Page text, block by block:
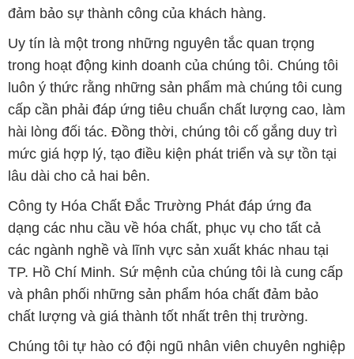
đảm bảo sự thành công của khách hàng.
Uy tín là một trong những nguyên tắc quan trọng
trong hoạt động kinh doanh của chúng tôi. Chúng tôi
luôn ý thức rằng những sản phẩm mà chúng tôi cung
cấp cần phải đáp ứng tiêu chuẩn chất lượng cao, làm
hài lòng đối tác. Đồng thời, chúng tôi cố gắng duy trì
mức giá hợp lý, tạo điều kiện phát triển và sự tồn tại
lâu dài cho cả hai bên.
Công ty Hóa Chất Đắc Trường Phát đáp ứng đa
dạng các nhu cầu về hóa chất, phục vụ cho tất cả
các ngành nghề và lĩnh vực sản xuất khác nhau tại
TP. Hồ Chí Minh. Sứ mệnh của chúng tôi là cung cấp
và phân phối những sản phẩm hóa chất đảm bảo
chất lượng và giá thành tốt nhất trên thị trường.
Chúng tôi tự hào có đội ngũ nhân viên chuyên nghiệp